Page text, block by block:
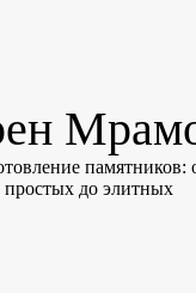
памятников:
простых до элитных